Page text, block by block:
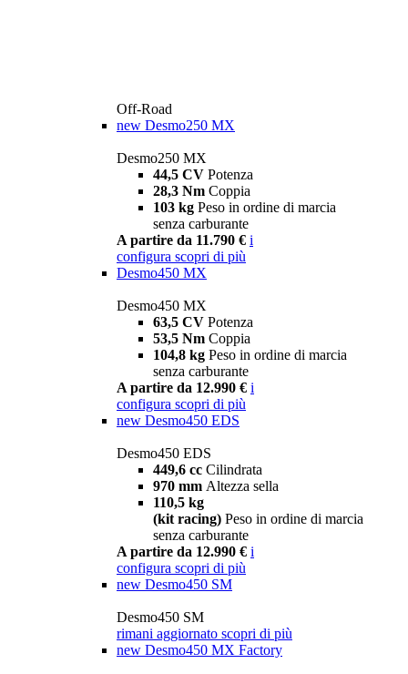
Off-Road
new Desmo250 MX
Desmo250 MX
44,5 CV Potenza
28,3 Nm Coppia
103 kg Peso in ordine di marcia
senza carburante
A partire da 11.790 € i
configura scopri di più
Desmo450 MX
Desmo450 MX
63,5 CV Potenza
53,5 Nm Coppia
104,8 kg Peso in ordine di marcia
senza carburante
A partire da 12.990 € i
configura scopri di più
new Desmo450 EDS
Desmo450 EDS
449,6 cc Cilindrata
970 mm Altezza sella
110,5 kg
(kit racing) Peso in ordine di marcia
senza carburante
A partire da 12.990 € i
configura scopri di più
new Desmo450 SM
Desmo450 SM
rimani aggiornato scopri di più
new Desmo450 MX Factory